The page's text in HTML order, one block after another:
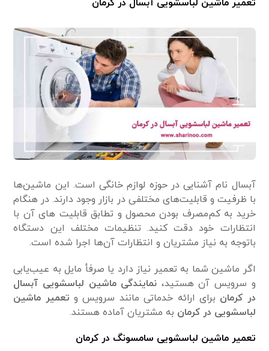
تعمیر ماشین لباسشویی آبسال در کرمان
آبسال نام آشنایی در حوزه لوازم خانگی است. این ماشین‌ها
با ظرفیت و قابلیت‌های مختلفی در بازار وجود دارند. در هنگام
خرید به کم‌مصرف بودن محصول و تطابق قابلیت های آن با
انتظارات خود دقت کنید. تنظیمات مختلف این دستگاه
باتوجه به نیاز مشتریان و انتظارات آن‌ها اجرا شده است.
اگر ماشین شما به تعمیر نیاز دارد یا صرفأ مایل به عیب‌یابی
و سرویس آن هستید، نمایندگی ماشین لباسشویی آبسال
در کرمان برای ارائه خدماتی مانند سرویس و تعمیر ماشین
لباسشویی در کرمان به مشتریان آماده هستند.
تعمیر ماشین لباسشویی سامسونگ در کرمان